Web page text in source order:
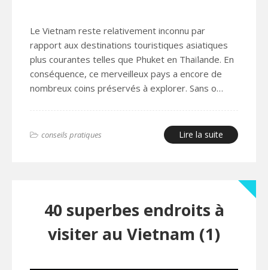
Le Vietnam reste relativement inconnu par
rapport aux destinations touristiques asiatiques
plus courantes telles que Phuket en Thaïlande. En
conséquence, ce merveilleux pays a encore de
nombreux coins préservés à explorer. Sans o…
conseils pratiques Lire la suite
40 superbes endroits à
visiter au Vietnam (1)